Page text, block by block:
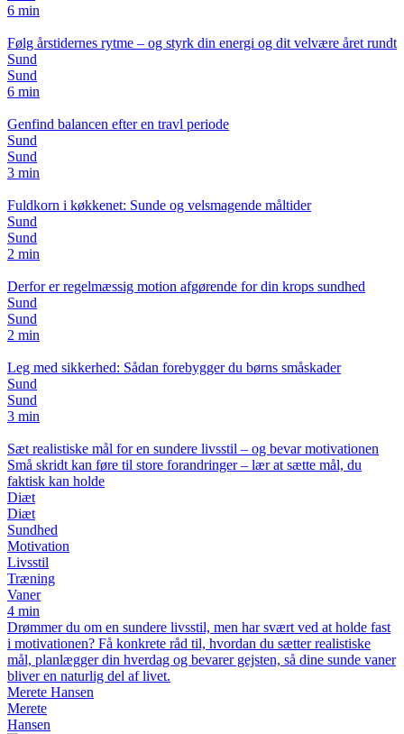
6 min
Følg årstidernes rytme – og styrk din energi og dit velvære året rundt
Sund
Sund
6 min
Genfind balancen efter en travl periode
Sund
Sund
3 min
Fuldkorn i køkkenet: Sunde og velsmagende måltider
Sund
Sund
2 min
Derfor er regelmæssig motion afgørende for din krops sundhed
Sund
Sund
2 min
Leg med sikkerhed: Sådan forebygger du børns småskader
Sund
Sund
3 min
Sæt realistiske mål for en sundere livsstil – og bevar motivationen
Små skridt kan føre til store forandringer – lær at sætte mål, du
faktisk kan holde
Diæt
Diæt
Sundhed
Motivation
Livsstil
Træning
Vaner
4 min
Drømmer du om en sundere livsstil, men har svært ved at holde fast
i motivationen? Få konkrete råd til, hvordan du sætter realistiske
mål, planlægger din hverdag og bevarer gejsten, så dine sunde vaner
bliver en naturlig del af livet.
Merete Hansen
Merete
Hansen